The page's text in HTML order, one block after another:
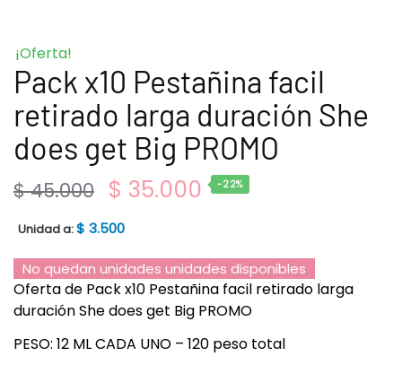
¡Oferta!
Pack x10 Pestañina facil
retirado larga duración She
does get Big PROMO
$45.000 $ 35.000 -22%
Unidad a:$ 3.500
No quedan unidades unidades disponibles
Oferta de Pack x10 Pestañina facil retirado larga
duración She does get Big PROMO
PESO: 12 ML CADA UNO – 120 peso total